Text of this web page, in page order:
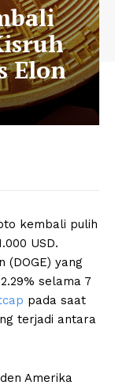
Elon
kembali pulih
USD.
(DOGE) yang
selama 7
pada saat
terjadi antara
Amerika